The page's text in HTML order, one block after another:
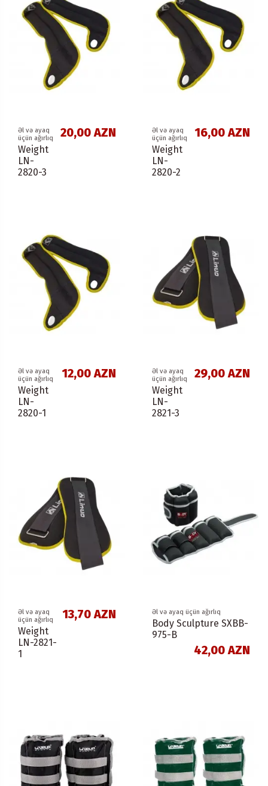
Əl və ayaq
üçün ağırlıq
Weight
LN-
2820-3
20,00 AZN
Əl və ayaq
üçün ağırlıq
Weight
LN-
2820-2
16,00 AZN
Əl və ayaq
üçün ağırlıq
Weight
LN-
2820-1
12,00 AZN
Əl və ayaq
üçün ağırlıq
Weight
LN-
2821-3
29,00 AZN
Əl və ayaq
üçün ağırlıq
Weight
LN-2821-
1
13,70 AZN Əl və ayaq üçün ağırlıq
Body Sculpture SXBB-
975-B
42,00 AZN